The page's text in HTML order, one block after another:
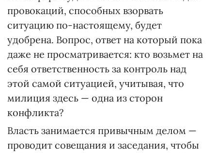
провокаций, способных взорвать
ситуацию по-настоящему, будет
удобрена. Вопрос, ответ на который пока
даже не просматривается: кто возьмет на
себя ответственность за контроль над
этой самой ситуацией, учитывая, что
милиция здесь — одна из сторон
конфликта?
Власть занимается привычным делом —
проводит совещания и заседания, чтобы